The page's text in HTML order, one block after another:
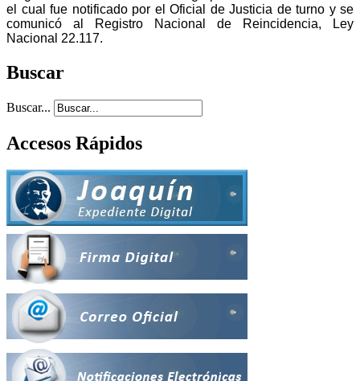
el cual fue notificado por el Oficial de Justicia de turno y se
comunicó al Registro Nacional de Reincidencia, Ley
Nacional 22.117.
Buscar
Buscar...
Accesos Rápidos